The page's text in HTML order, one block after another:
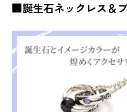
■誕生石ネックレス＆